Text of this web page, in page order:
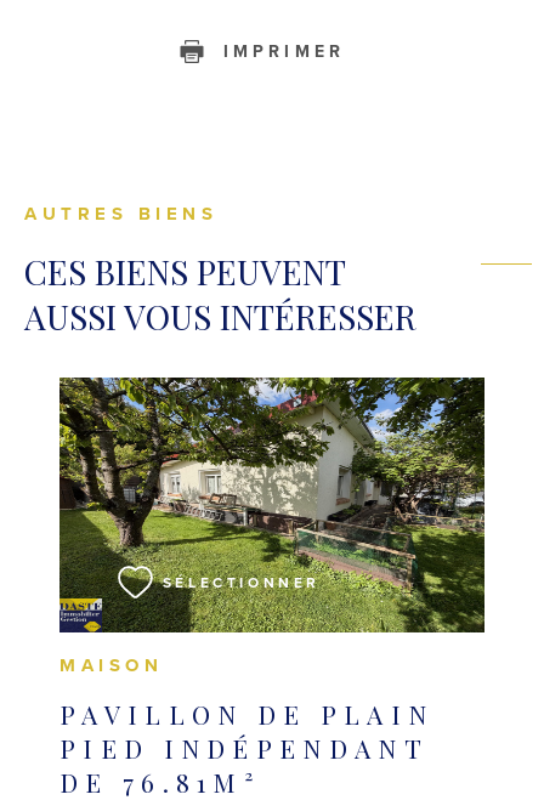
IMPRIMER
AUTRES BIENS
CES BIENS PEUVENT
AUSSI VOUS INTÉRESSER
MAISON
PAVILLON DE PLAIN
PIED INDÉPENDANT
DE 76.81M²
SÉLECTIONNER
VOIR LE BIEN